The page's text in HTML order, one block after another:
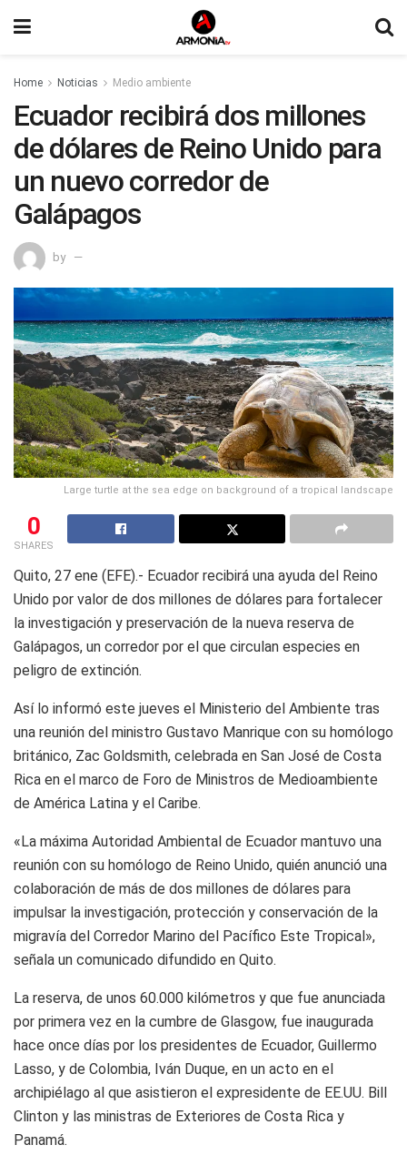
Home Noticias Medio ambiente
Ecuador recibirá dos millones
de dólares de Reino Unido para
un nuevo corredor de
Galápagos
by
Large turtle at the sea edge on background of a tropical landscape
0
SHARES
Quito, 27 ene (EFE).- Ecuador recibirá una ayuda del Reino
Unido por valor de dos millones de dólares para fortalecer
la investigación y preservación de la nueva reserva de
Galápagos, un corredor por el que circulan especies en
peligro de extinción.
Así lo informó este jueves el Ministerio del Ambiente tras
una reunión del ministro Gustavo Manrique con su homólogo
británico, Zac Goldsmith, celebrada en San José de Costa
Rica en el marco de Foro de Ministros de Medioambiente
de América Latina y el Caribe.
«La máxima Autoridad Ambiental de Ecuador mantuvo una
reunión con su homólogo de Reino Unido, quién anunció una
colaboración de más de dos millones de dólares para
impulsar la investigación, protección y conservación de la
migravía del Corredor Marino del Pacífico Este Tropical»,
señala un comunicado difundido en Quito.
La reserva, de unos 60.000 kilómetros y que fue anunciada
por primera vez en la cumbre de Glasgow, fue inaugurada
hace once días por los presidentes de Ecuador, Guillermo
Lasso, y de Colombia, Iván Duque, en un acto en el
archipiélago al que asistieron el expresidente de EE.UU. Bill
Clinton y las ministras de Exteriores de Costa Rica y
Panamá.